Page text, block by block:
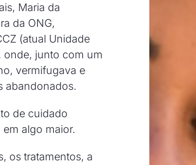
Maria da
da ONG,
(atual Unidade
onde, junto com um
vermifugava e
abandonados.
de cuidado
algo maior.
os tratamentos, a